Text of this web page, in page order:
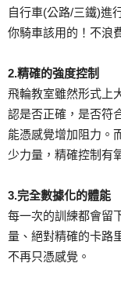
自行車(公路/三鐵)進
你騎車該用的！不浪
2.精確的強度控制
飛輪教室雖然形式上
認是否正確，是否符
能憑感覺增加阻力。
少力量，精確控制有
3.完全數據化的體能
每一次的訓練都會留
量、絕對精確的卡路
不再只憑感覺。